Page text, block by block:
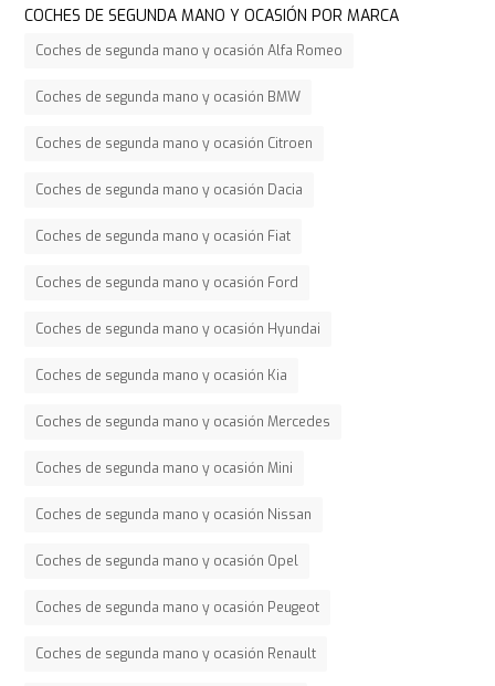
COCHES DE SEGUNDA MANO Y OCASIÓN POR MARCA
Coches de segunda mano y ocasión Alfa Romeo
Coches de segunda mano y ocasión BMW
Coches de segunda mano y ocasión Citroen
Coches de segunda mano y ocasión Dacia
Coches de segunda mano y ocasión Fiat
Coches de segunda mano y ocasión Ford
Coches de segunda mano y ocasión Hyundai
Coches de segunda mano y ocasión Kia
Coches de segunda mano y ocasión Mercedes
Coches de segunda mano y ocasión Mini
Coches de segunda mano y ocasión Nissan
Coches de segunda mano y ocasión Opel
Coches de segunda mano y ocasión Peugeot
Coches de segunda mano y ocasión Renault